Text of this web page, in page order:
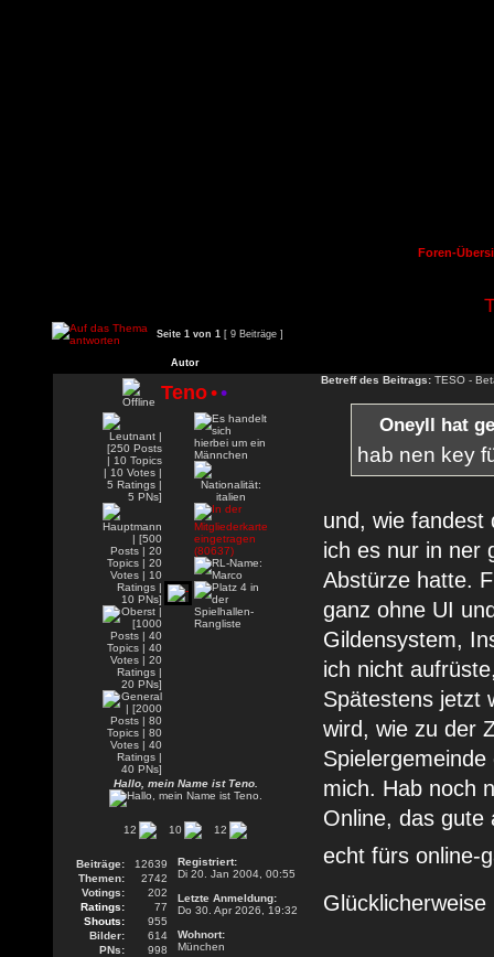
Foren-
Seite 1 von 1 [ 9 Beiträge ]
Autor
Teno••
Hallo, mein Name ist Teno.
12 10 12
Beiträge:
12639
Themen:
2742
Votings:
202
Ratings:
77
Shouts:
955
Bilder:
614
PNs:
998
Registriert:
Di 20. Jan 2004, 00:55
Letzte Anmeldung:
Do 30. Apr 2026, 19:32
Wohnort:
München
Betreff des Beitrags: TESO -
Oneyll hat
hab nen key
und, wie fandest
ich es nur in ner
Abstürze hatte.
ganz ohne UI
Gildensystem,
ich nicht
Spätestens jetzt
wird, wie zu der
mich. Hab noch
Online, das gute
echt fürs online-